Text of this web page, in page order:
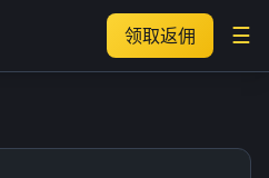
领取返佣 ☰